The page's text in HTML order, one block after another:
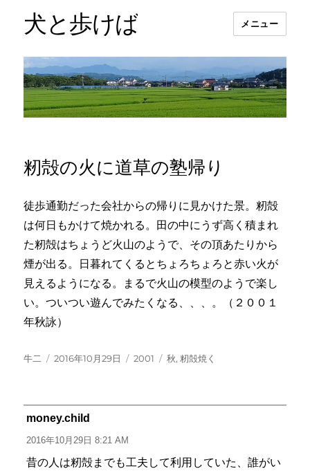
犬と歩けば メニュー
籾殻の火に道草の塾帰り
徒歩通勤だった会社からの帰りに見かけた景。籾殻
は何日もかけて焼かれる。田の中にうず高く積まれ
た籾殻はちょうど火山のようで、その頂あたりから
煙が出る。日暮れてくるとちょろちょろと赤い火が
見えるようになる。まるで火山の模型のようで楽し
い。ついつい遊んでみたくなる、、、。（２００１
年秋詠）
投
牛二
投
2016年10月29日
カ
2001
タ
秋,籾殻焼く
money.child
り:
2016年10月29日 8:21 AM
昔の人は籾殻までも工夫して利用していた、誰がい